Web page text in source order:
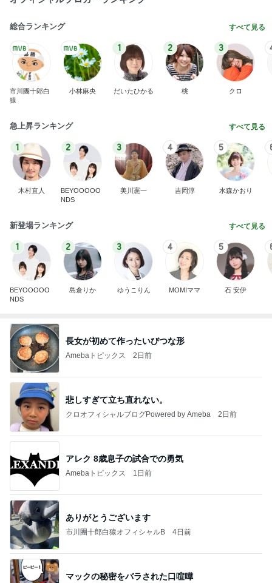
総合ランキング すべて見る
市川團十郎白
猿
小林麻央
1
だいたひかる
2
桃
3
クロ
急上昇ランキング すべて見る
1
木村直人
2
BEYOOOOO
NDS
3
美川憲一
4
吉岡淳
5
水森かおり
新登場ランキング すべて見る
1
BEYOOOOO
NDS
2
島倉りか
3
ゆうこりん
4
MOMIママ
5
石 安伊
長女が初めて作ったいびつな形
Amebaトピックス 2日前
悲しすぎて立ち直れない。
クロオフィシャルブログPowered by Ameba 2日前
アレク 8歳息子の試合での勇気
Amebaトピックス 1日前
ありがとうございます
市川團十郎白猿オフィシャルB 4日前
マックの秘密をバラされた口喧嘩